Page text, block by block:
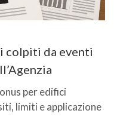
colpiti da eventi
per edifici
limiti e applicazione